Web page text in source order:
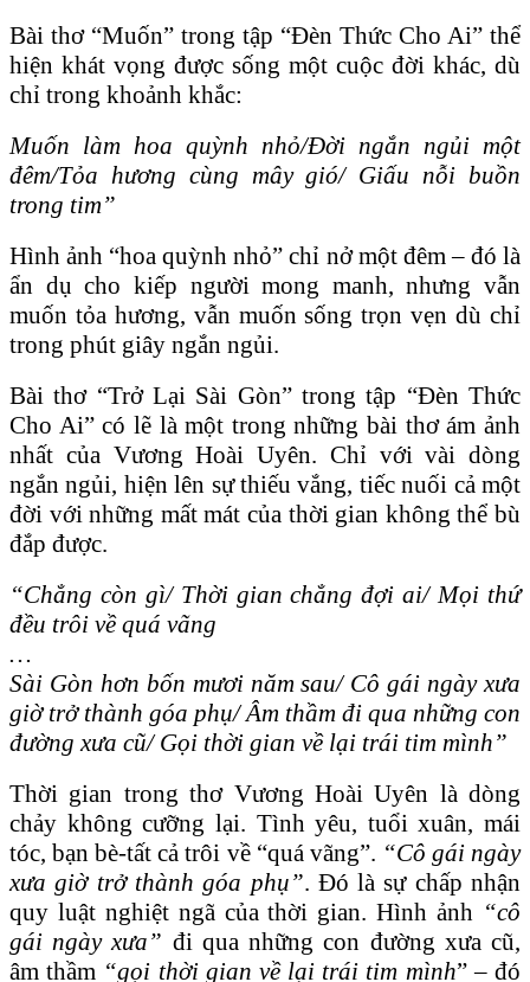
Bài thơ “Muốn” trong tập “Đèn Thức Cho Ai” thể
hiện khát vọng được sống một cuộc đời khác, dù
chỉ trong khoảnh khắc:
Muốn làm hoa quỳnh nhỏ/Đời ngắn ngủi một
đêm/Tỏa hương cùng mây gió/ Giấu nỗi buồn
trong tim”
Hình ảnh “hoa quỳnh nhỏ” chỉ nở một đêm – đó là
ẩn dụ cho kiếp người mong manh, nhưng vẫn
muốn tỏa hương, vẫn muốn sống trọn vẹn dù chỉ
trong phút giây ngắn ngủi.
Bài thơ “Trở Lại Sài Gòn” trong tập “Đèn Thức
Cho Ai” có lẽ là một trong những bài thơ ám ảnh
nhất của Vương Hoài Uyên. Chỉ với vài dòng
ngắn ngủi, hiện lên sự thiếu vắng, tiếc nuối cả một
đời với những mất mát của thời gian không thể bù
đắp được.
“Chẳng còn gì/ Thời gian chẳng đợi ai/ Mọi thứ
đều trôi về quá vãng
…
Sài Gòn hơn bốn mươi năm sau/ Cô gái ngày xưa
giờ trở thành góa phụ/ Âm thầm đi qua những con
đường xưa cũ/ Gọi thời gian về lại trái tim mình”
Thời gian trong thơ Vương Hoài Uyên là dòng
chảy không cưỡng lại. Tình yêu, tuổi xuân, mái
tóc, bạn bè-tất cả trôi về “quá vãng”. “Cô gái ngày
xưa giờ trở thành góa phụ”. Đó là sự chấp nhận
quy luật nghiệt ngã của thời gian. Hình ảnh “cô
gái ngày xưa” đi qua những con đường xưa cũ,
âm thầm “gọi thời gian về lại trái tim mình” – đó